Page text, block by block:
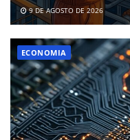
9 DE AGOSTO DE 2026
ECONOMIA